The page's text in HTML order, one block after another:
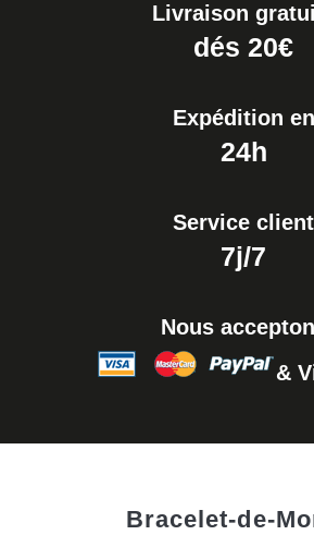
Extracteur de Bracelet de
Montre Facile
Livraison
dés 20€
Expédition en
24h
Service client
7j/7
Nous
&
Bracelet-de-